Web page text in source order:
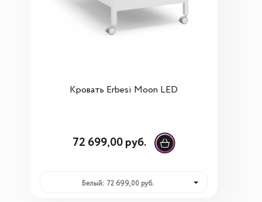
Кровать Erbesi Moon LED
72 699,00 руб.
Белый: 72 699,00 руб.